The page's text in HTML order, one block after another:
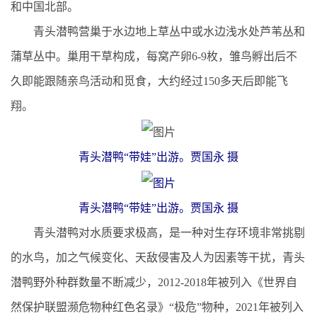
和中国北部。
青头潜鸭营巢于水边地上草丛中或水边浅水处芦苇丛和
蒲草丛中。巢用干草构成，每窝产卵6-9枚，雏鸟孵出后不
久即能跟随亲鸟活动和觅食，大约经过150多天后即能飞
翔。
青头潜鸭“带娃”出游。贾国永 摄
青头潜鸭“带娃”出游。贾国永 摄
青头潜鸭对水质要求极高，是一种对生存环境非常挑剔
的水鸟，加之气候变化、天敌侵害及人为因素等干扰，青头
潜鸭野外种群数量不断减少，2012-2018年被列入《世界自
然保护联盟濒危物种红色名录》“极危”物种，2021年被列入